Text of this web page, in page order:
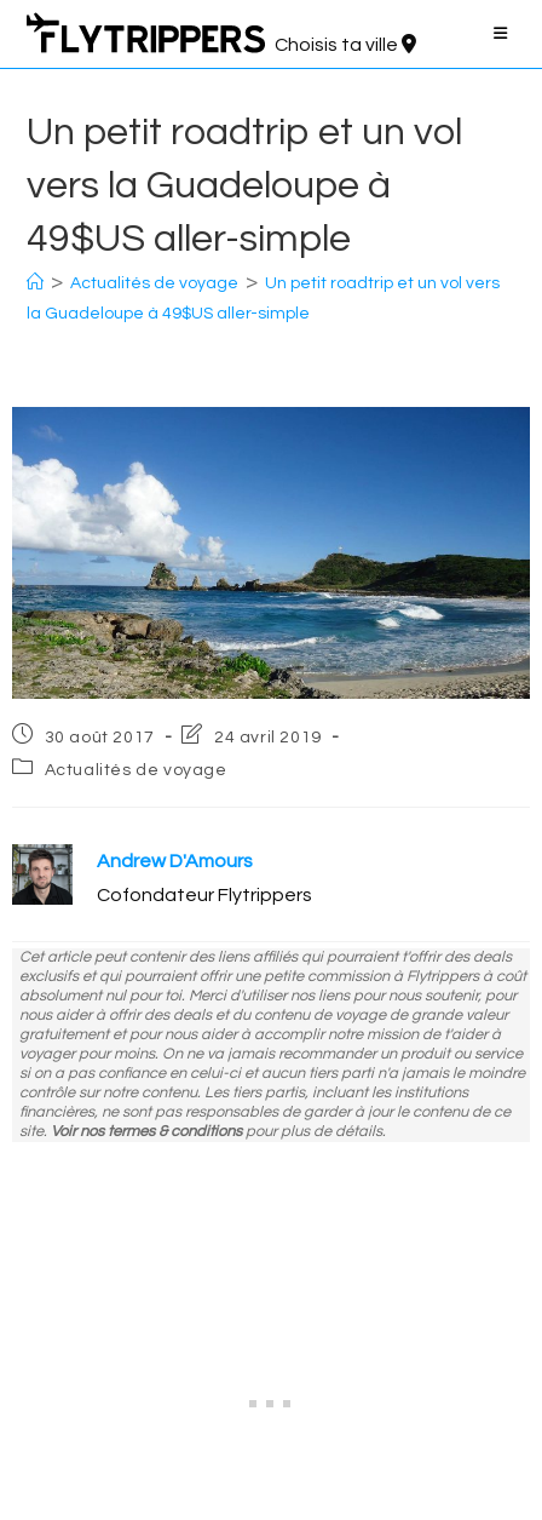
Aller
contenu
Choisis ta ville
Un petit roadtrip et un vol
vers la Guadeloupe à
49$US aller-simple
> Actualités de voyage > Un petit roadtrip et un vol vers
la Guadeloupe à 49$US aller-simple
Post
published:
30 août 2017
Post
modified:
24 avril 2019
PostActualités de voyage
Andrew D'Amours
Cofondateur Flytrippers
Cet article peut contenir des liens affiliés qui pourraient t'offrir des deals
exclusifs et qui pourraient offrir une petite commission à Flytrippers à coût
absolument nul pour toi. Merci d'utiliser nos liens pour nous soutenir, pour
nous aider à offrir des deals et du contenu de voyage de grande valeur
gratuitement et pour nous aider à accomplir notre mission de t'aider à
voyager pour moins. On ne va jamais recommander un produit ou service
si on a pas confiance en celui-ci et aucun tiers parti n'a jamais le moindre
contrôle sur notre contenu. Les tiers partis, incluant les institutions
financières, ne sont pas responsables de garder à jour le contenu de ce
site. Voir nos termes & conditionspour plus de détails.